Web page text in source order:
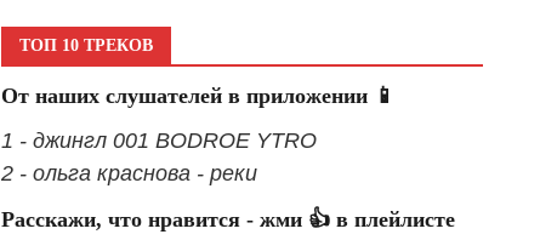
ТОП 10 ТРЕКОВ
От наших слушателей в приложении 📱
1 - джингл 001 BODROE YTRO
2 - ольга краснова - реки
Расскажи, что нравится - жми 👍 в плейлисте